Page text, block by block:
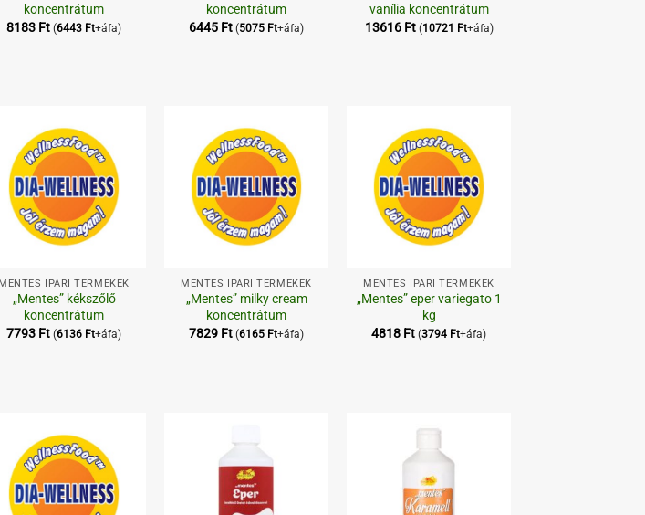
koncentrátum
8183 Ft (6443 Ft+áfa)
koncentrátum
6445 Ft (5075 Ft+áfa)
vanília koncentrátum
13616 Ft (10721 Ft+áfa)
Kedvenceimhez
MENTES IPARI TERMÉKEK
„Mentes” kékszőlő
koncentrátum
7793 Ft (6136 Ft+áfa)
Kedvenceimhez
MENTES IPARI TERMÉKEK
„Mentes” milky cream
koncentrátum
7829 Ft (6165 Ft+áfa)
Kedvenceimhez
MENTES IPARI TERMÉKEK
„Mentes” eper variegato 1
kg
4818 Ft (3794 Ft+áfa)
Kedvenceimhez Kedvenceimhez Kedvenceimhez